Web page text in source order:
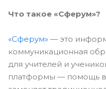
Что такое «Сферум»?
«Сферум» — это
коммуникационная
для учителей и
платформы — помощь в